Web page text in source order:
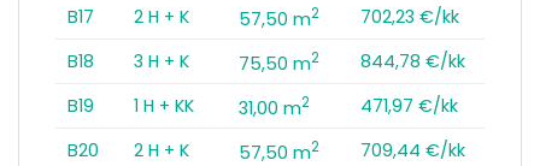
B17
2 H + K 57,50 m2
702,23 €/kk
B18
3 H + K 75,50 m2
844,78 €/kk
B19
1 H + KK 31,00 m2
471,97 €/kk
B20
2 H + K 57,50 m2 709,44 €/kk